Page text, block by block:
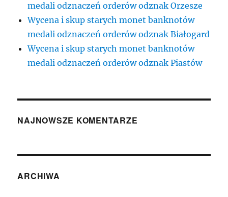
medali odznaczeń orderów odznak Orzesze
Wycena i skup starych monet banknotów
medali odznaczeń orderów odznak Białogard
Wycena i skup starych monet banknotów
medali odznaczeń orderów odznak Piastów
NAJNOWSZE KOMENTARZE
ARCHIWA